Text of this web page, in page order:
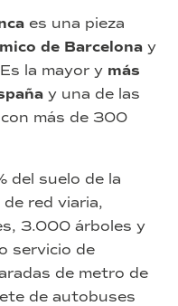
es una pieza
de Barcelona y
la mayor y más
y una de las
más de 300
del suelo de la
red viaria,
3.000 árboles y
servicio de
de metro de
de autobuses